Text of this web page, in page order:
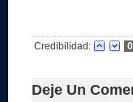
Credibilidad: 0
Deje Un